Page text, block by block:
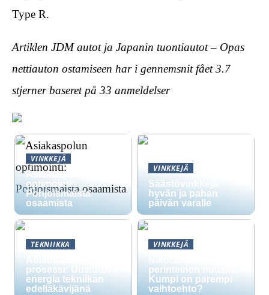
Type R.
Artiklen JDM autot ja Japanin tuontiautot – Opas
nettiauton ostamiseen har i gennemsnit fået3.7
stjerner baseret på 33 anmeldelser
VINKKEJÄ
Asiakaspolun
optimointi:
Pohjoismaista
osaamista
VINKKEJÄ
Säästövinkkejä
hyvän ja pahan
päivän varalle
TEKNIIKKA
prosessi: Uusiutuva
energia tekniikan
edelläkävijänä
VINKKEJÄ
perinteinen nuuska:
Kumpi on parempi
vaihtoehto?